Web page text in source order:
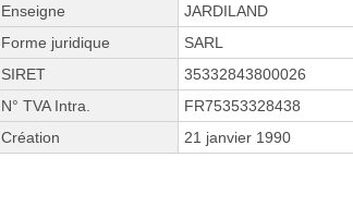
Enseigne
JARDILAND
Forme juridique
SARL
SIRET
35332843800026
N° TVA Intra.
FR75353328438
Création
21 janvier 1990